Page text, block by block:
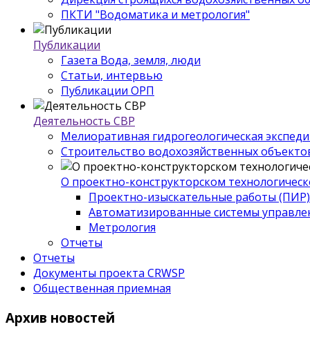
ПКТИ "Водоматика и метрология"
Публикации
Газета Вода, земля, люди
Статьи, интервью
Публикации ОРП
Деятельность СВР
Мелиоративная гидрогеологическая
Строительство водохозяйственных
О проектно-конструкторском
Проектно-изыскательные работы (ПИР)
Автоматизированные системы
Метрология
Отчеты
Отчеты
Документы проекта CRWSP
Общественная приемная
Архив новостей